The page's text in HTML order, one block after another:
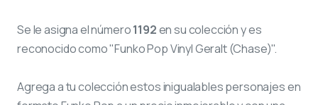
Se le asigna el número1192en su colección y es
reconocido como "Funko Pop Vinyl Geralt (Chase)".
Agrega a tu colección estos inigualables personajes en